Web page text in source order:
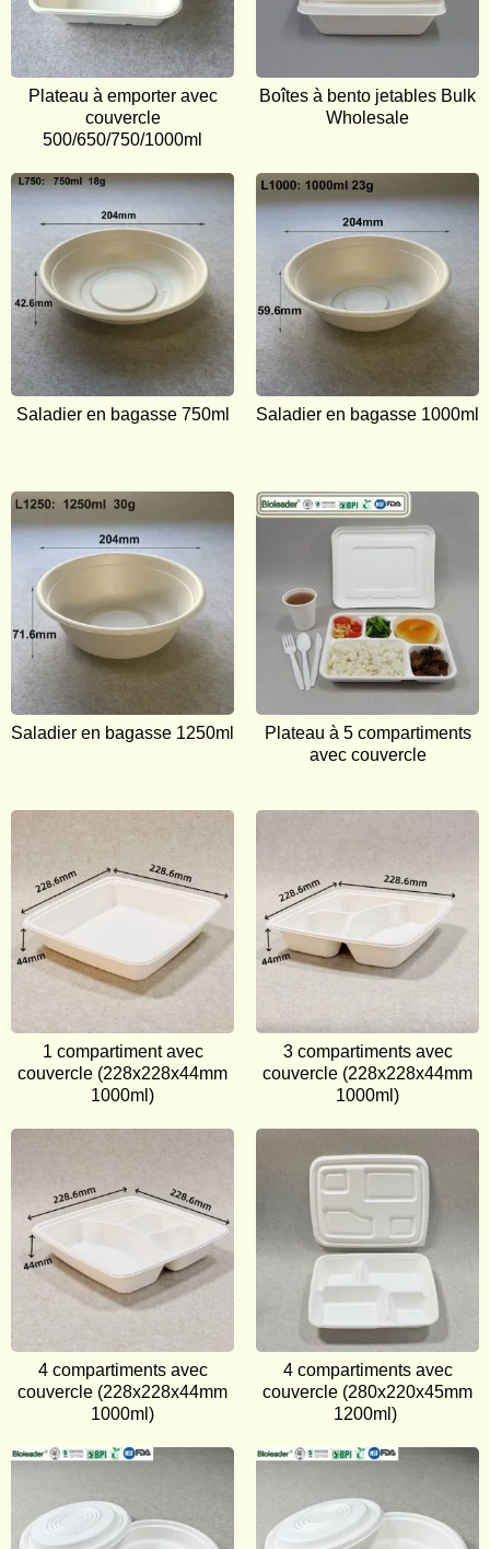
Plateau à emporter avec
couvercle
500/650/750/1000ml
Boîtes à bento jetables Bulk
Wholesale
Saladier en bagasse 750ml Saladier en bagasse 1000ml
Saladier en bagasse 1250ml
Plateau à 5 compartiments
avec couvercle
1 compartiment avec
couvercle (228x228x44mm
1000ml)
3 compartiments avec
couvercle (228x228x44mm
1000ml)
4 compartiments avec
couvercle (228x228x44mm
1000ml)
4 compartiments avec
couvercle (280x220x45mm
1200ml)